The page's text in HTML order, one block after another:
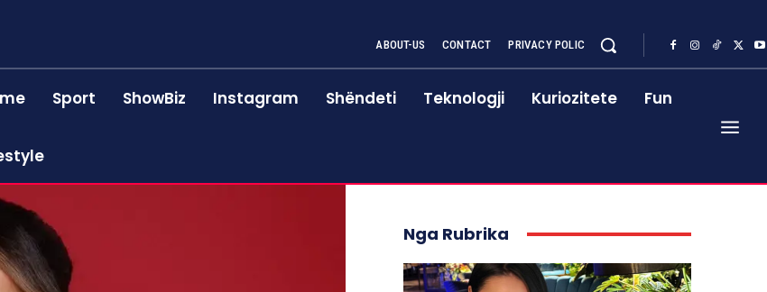
ABOUT-US CONTACT PRIVACY POLIC
Sport ShowBiz Instagram Shëndeti Teknologji Kuriozitete Fun
Nga Rubrika